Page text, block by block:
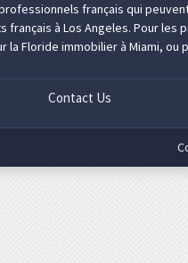
français qui
français à Los Angeles. Pour les
la Florideimmobilier à Miami, ou
Contact Us